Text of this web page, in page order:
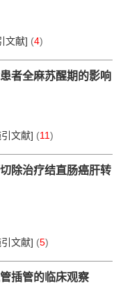
文献] (4)
者全麻苏醒期的影响
文献] (11)
除治疗结直肠癌肝转
文献] (5)
插管的临床观察